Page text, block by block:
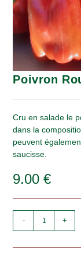
Poivron
Cru en salade le
dans la
peuvent
saucisse.
9.00€
- +